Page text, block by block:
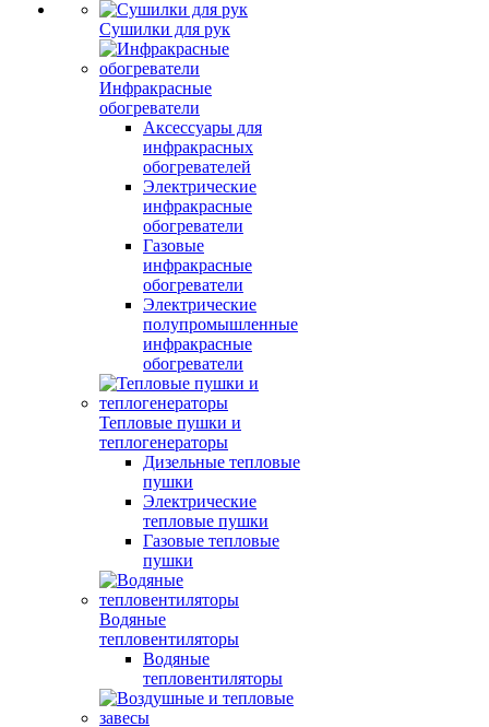
Сушилки для рук
Инфракрасные
обогреватели
Аксессуары для
инфракрасных
обогревателей
Электрические
инфракрасные
обогреватели
Газовые
инфракрасные
обогреватели
Электрические
полупромышленные
инфракрасные
обогреватели
Тепловые пушки и
теплогенераторы
Дизельные тепловые
пушки
Электрические
тепловые пушки
Газовые тепловые
пушки
Водяные
тепловентиляторы
Водяные
тепловентиляторы